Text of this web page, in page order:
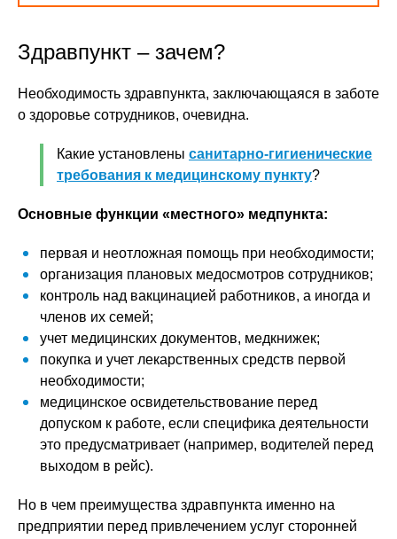
Здравпункт – зачем?
Необходимость здравпункта, заключающаяся в заботе
о здоровье сотрудников, очевидна.
Какие установлены санитарно-гигиенические
требования к медицинскому пункту?
Основные функции «местного» медпункта:
первая и неотложная помощь при необходимости;
организация плановых медосмотров сотрудников;
контроль над вакцинацией работников, а иногда и
членов их семей;
учет медицинских документов, медкнижек;
покупка и учет лекарственных средств первой
необходимости;
медицинское освидетельствование перед
допуском к работе, если специфика деятельности
это предусматривает (например, водителей перед
выходом в рейс).
Но в чем преимущества здравпункта именно на
предприятии перед привлечением услуг сторонней